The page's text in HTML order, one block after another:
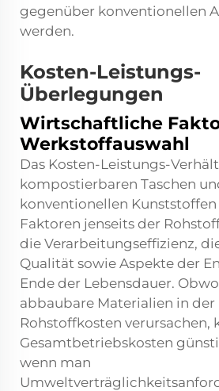
gegenüber konventionellen
werden.
Kosten-Leistungs-
Überlegungen
Wirtschaftliche
Werkstoffauswahl
Das Kosten-Leistungs-
kompostierbaren Taschen
konventionellen
Faktoren jenseits der
die Verarbeitungseffizienz,
Qualität sowie Aspekte der
Ende der Lebensdauer.
abbaubare Materialien in der
Rohstoffkosten verursachen,
Gesamtbetriebskosten
wenn man